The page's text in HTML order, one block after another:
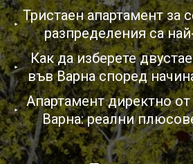
Тристаен апартамент за
разпределения са
Как да изберете
във Варна според
Апартамент директно
Варна: реални